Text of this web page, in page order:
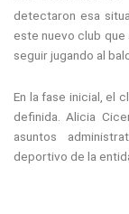
detectaron esa
este nuevo club
seguir jugando al
En la fase inicial, el
definida. Alicia
asuntos
deportivo de la